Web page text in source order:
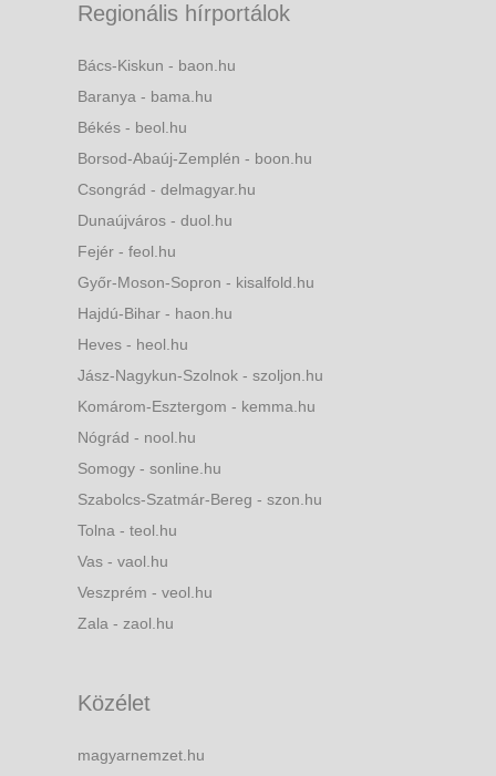
Regionális hírportálok
Bács-Kiskun - baon.hu
Baranya - bama.hu
Békés - beol.hu
Borsod-Abaúj-Zemplén - boon.hu
Csongrád - delmagyar.hu
Dunaújváros - duol.hu
Fejér - feol.hu
Győr-Moson-Sopron - kisalfold.hu
Hajdú-Bihar - haon.hu
Heves - heol.hu
Jász-Nagykun-Szolnok - szoljon.hu
Komárom-Esztergom - kemma.hu
Nógrád - nool.hu
Somogy - sonline.hu
Szabolcs-Szatmár-Bereg - szon.hu
Tolna - teol.hu
Vas - vaol.hu
Veszprém - veol.hu
Zala - zaol.hu
Közélet
magyarnemzet.hu